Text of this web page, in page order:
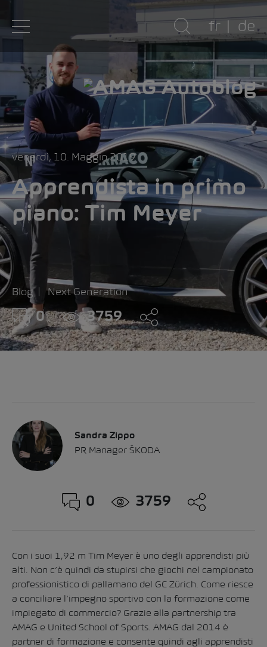
fr de
venerdì, 10. Maggio 2019
Apprendista in primo
piano: Tim Meyer
Blog Next Generation
0 3759
Sandra Zippo
PR Manager ŠKODA
0 3759
Con i suoi 1,92 m Tim Meyer è uno degli apprendisti più
alti. Non c’è quindi da stupirsi che giochi nel campionato
professionistico di pallamano del GC Zürich. Come riesce
a conciliare l’impegno sportivo con la formazione come
impiegato di commercio? Grazie alla partnership tra
AMAG e United School of Sports . AMAG dal 2014 è
partner di formazione e consente quindi agli apprendisti